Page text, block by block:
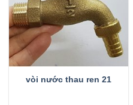
vòi nước thau ren 21